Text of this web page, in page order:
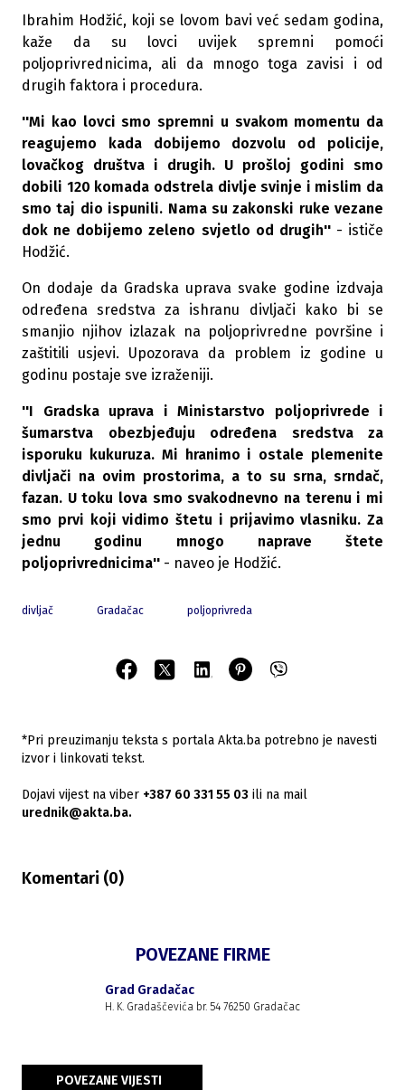
Ibrahim Hodžić, koji se lovom bavi već sedam godina,
kaže da su lovci uvijek spremni pomoći
poljoprivrednicima, ali da mnogo toga zavisi i od
drugih faktora i procedura.
''Mi kao lovci smo spremni u svakom momentu da
reagujemo kada dobijemo dozvolu od policije,
lovačkog društva i drugih. U prošloj godini smo
dobili 120 komada odstrela divlje svinje i mislim da
smo taj dio ispunili. Nama su zakonski ruke vezane
dok ne dobijemo zeleno svjetlo od drugih'' - ističe
Hodžić.
On dodaje da Gradska uprava svake godine izdvaja
određena sredstva za ishranu divljači kako bi se
smanjio njihov izlazak na poljoprivredne površine i
zaštitili usjevi. Upozorava da problem iz godine u
godinu postaje sve izraženiji.
''I Gradska uprava i Ministarstvo poljoprivrede i
šumarstva obezbjeđuju određena sredstva za
isporuku kukuruza. Mi hranimo i ostale plemenite
divljači na ovim prostorima, a to su srna, srndač,
fazan. U toku lova smo svakodnevno na terenu i mi
smo prvi koji vidimo štetu i prijavimo vlasniku. Za
jednu godinu mnogo naprave štete
poljoprivrednicima'' - naveo je Hodžić.
divljač Gradačac poljoprivreda
*Pri preuzimanju teksta s portala Akta.ba potrebno je navesti
izvor i linkovati tekst.
Dojavi vijest na viber +387 60 331 55 03 ili na mail
urednik@akta.ba.
Komentari (0)
POVEZANE FIRME
Grad Gradačac
H. K. Gradaščevića br. 54 76250 Gradačac
POVEZANE VIJESTI